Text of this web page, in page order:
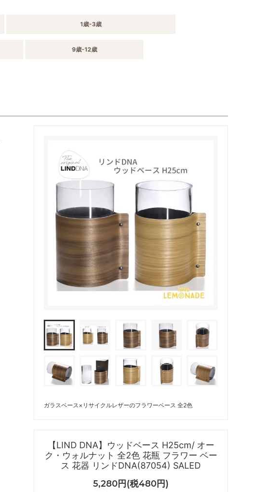
1歳-3歳
9歳-12歳
ガラスベース×リサイクルレザーのフラワーベース 全2色
【LIND DNA】ウッドベース H25cm/ オー
ク・ウォルナット 全2色 花瓶 フラワー ベー
ス 花器 リンドDNA(87054) SALED
5,280円(税480円)